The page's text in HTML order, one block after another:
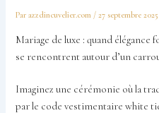
Parazzdincuvelier.com /27 septembre 2025
Mariage de luxe : quand
se rencontrent autour d’un
Imaginez une cérémonie où la
par le code vestimentaire white